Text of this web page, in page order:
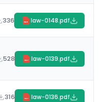
336 PDF law-0148.pdf
528 PDF law-0139.pdf
316 PDF law-0136.pdf